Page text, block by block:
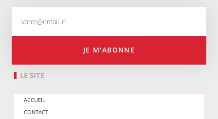
JE M'ABONNE
LE SITE
ACCUEIL
CONTACT